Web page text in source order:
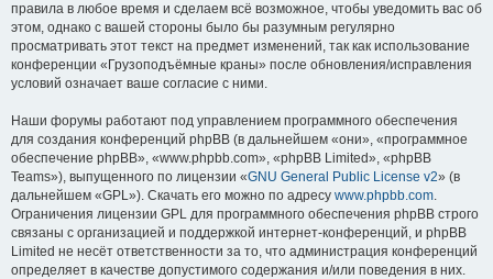
правила в любое время и сделаем всё возможное, чтобы уведомить вас об
этом, однако с вашей стороны было бы разумным регулярно
просматривать этот текст на предмет изменений, так как использование
конференции «Грузоподъёмные краны» после обновления/исправления
условий означает ваше согласие с ними.
Наши форумы работают под управлением программного обеспечения
для создания конференций phpBB (в дальнейшем «они», «программное
обеспечение phpBB», «www.phpbb.com», «phpBB Limited», «phpBB
Teams»), выпущенного по лицензии «GNU General Public License v2» (в
дальнейшем «GPL»). Скачать его можно по адресу www.phpbb.com.
Ограничения лицензии GPL для программного обеспечения phpBB строго
связаны с организацией и поддержкой интернет-конференций, и phpBB
Limited не несёт ответственности за то, что администрация конференций
определяет в качестве допустимого содержания и/или поведения в них.